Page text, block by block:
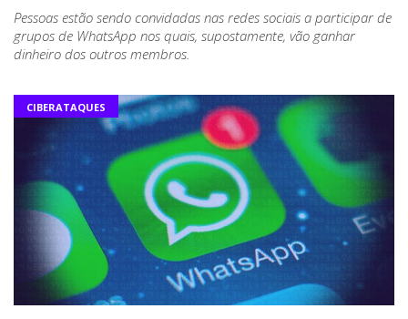
Pessoas estão sendo convidadas nas redes sociais a participar de
grupos de WhatsApp nos quais, supostamente, vão ganhar
dinheiro dos outros membros.
CIBERATAQUES